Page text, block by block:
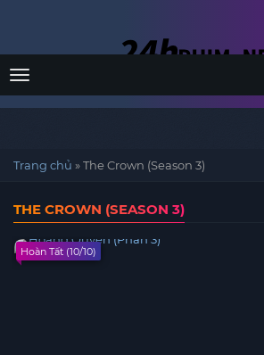
Menu
Trang chủ »The Crown (Season 3)
THE CROWN (SEASON 3)
Hoàn Tất (10/10)